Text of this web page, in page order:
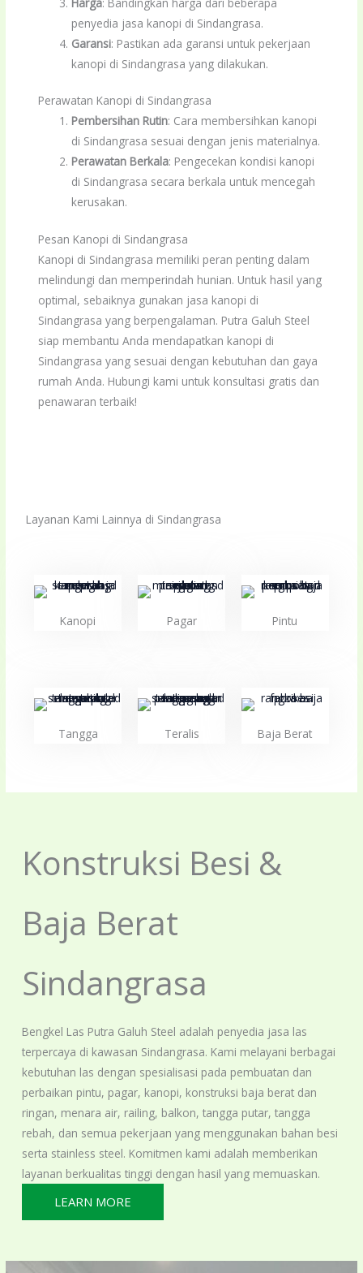
penyedia jasa kanopi di Sindangrasa.
Garansi: Pastikan ada garansi untuk pekerjaan
kanopi di Sindangrasa yang dilakukan.
Perawatan Kanopi di Sindangrasa
Pembersihan Rutin: Cara membersihkan kanopi
di Sindangrasa sesuai dengan jenis materialnya.
Perawatan Berkala: Pengecekan kondisi kanopi
di Sindangrasa secara berkala untuk mencegah
kerusakan.
Pesan Kanopi di Sindangrasa
Kanopi di Sindangrasa memiliki peran penting dalam
melindungi dan memperindah hunian. Untuk hasil yang
optimal, sebaiknya gunakan jasa kanopi di
Sindangrasa yang berpengalaman. Putra Galuh Steel
siap membantu Anda mendapatkan kanopi di
Sindangrasa yang sesuai dengan kebutuhan dan gaya
rumah Anda. Hubungi kami untuk konsultasi gratis dan
penawaran terbaik!
Layanan Kami Lainnya di Sindangrasa
Kanopi Pagar Pintu
Tangga Teralis Baja Berat
Konstruksi Besi &
Baja Berat
Sindangrasa
Bengkel Las Putra Galuh Steel adalah penyedia jasa las
terpercaya di kawasan Sindangrasa. Kami melayani berbagai
kebutuhan las dengan spesialisasi pada pembuatan dan
perbaikan pintu, pagar, kanopi, konstruksi baja berat dan
ringan, menara air, railing, balkon, tangga putar, tangga
rebah, dan semua pekerjaan yang menggunakan bahan besi
serta stainless steel. Komitmen kami adalah memberikan
layanan berkualitas tinggi dengan hasil yang memuaskan.
LEARN MORE